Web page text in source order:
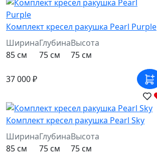
Комплект кресел ракушка Pearl Purple
Ширина
85 см
Глубина
75 см
Высота
75 см
37 000 ₽
Комплект кресел ракушка Pearl Sky
Ширина
85 см
Глубина
75 см
Высота
75 см